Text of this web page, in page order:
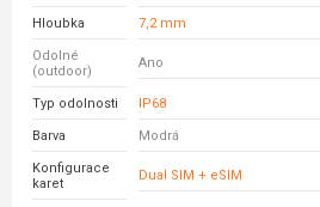
Hloubka 7,2 mm
Odolné
(outdoor)
Ano
Typ odolnosti IP68
Barva Modrá
Konfigurace
karet
Dual SIM + eSIM